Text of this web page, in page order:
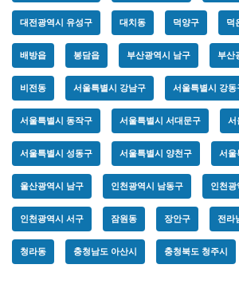
대전광역시 유성구 대치동 덕양구 덕
배방읍 봉담읍 부산광역시 남구 부산
비전동 서울특별시 강남구 서울특별시 강동
서울특별시 동작구 서울특별시 서대문구 서
서울특별시 성동구 서울특별시 양천구 서울
울산광역시 남구 인천광역시 남동구 인천광
인천광역시 서구 잠원동 장안구 전라
청라동 충청남도 아산시 충청북도 청주시